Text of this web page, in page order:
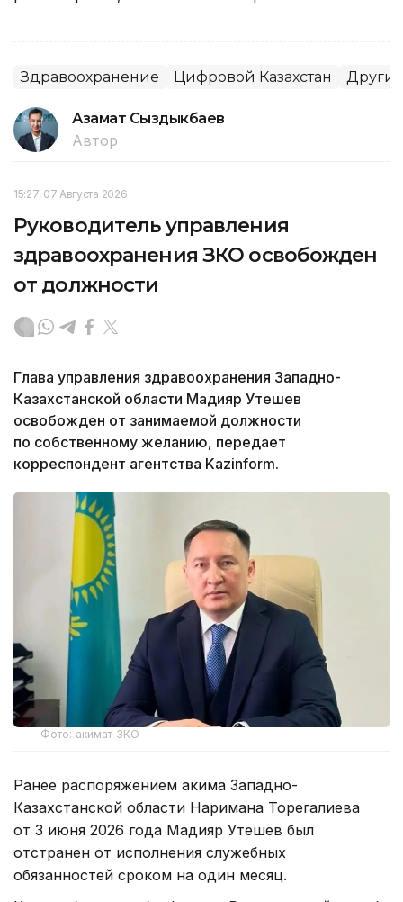
Здравоохранение Цифровой Казахстан
Азамат Сыздыкбаев
Автор
15:27, 07 Августа 2026
Руководитель управления
здравоохранения ЗКО освобожден
от должности
Глава управления здравоохранения Западно-
Казахстанской области Мадияр Утешев
освобожден от занимаемой должности
по собственному желанию, передает
корреспондент агентства Kazinform.
Фото: акимат ЗКО
Ранее распоряжением акима Западно-
Казахстанской области Наримана Торегалиева
от 3 июня 2026 года Мадияр Утешев был
отстранен от исполнения служебных
обязанностей сроком на один месяц.